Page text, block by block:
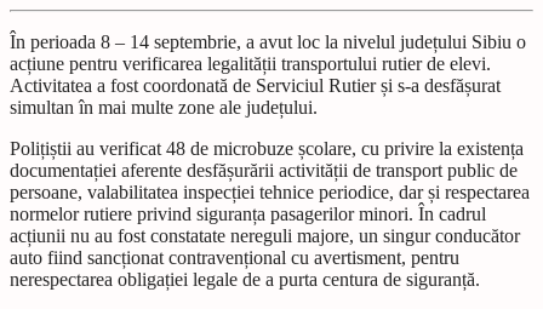
În perioada 8 – 14 septembrie, a avut loc la nivelul județului Sibiu o
acțiune pentru verificarea legalității transportului rutier de elevi.
Activitatea a fost coordonată de Serviciul Rutier și s-a desfășurat
simultan în mai multe zone ale județului.
Polițiștii au verificat 48 de microbuze școlare, cu privire la existența
documentației aferente desfășurării activității de transport public de
persoane, valabilitatea inspecției tehnice periodice, dar și respectarea
normelor rutiere privind siguranța pasagerilor minori. În cadrul
acțiunii nu au fost constatate nereguli majore, un singur conducător
auto fiind sancționat contravențional cu avertisment, pentru
nerespectarea obligației legale de a purta centura de siguranță.